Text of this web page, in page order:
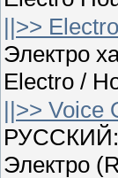
||>>
Электро
Electro /
||>> Voice
РУССКИЙ:
Электро